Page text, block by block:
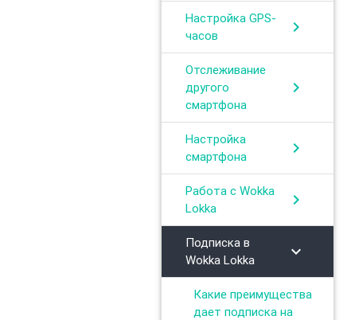
Настройка GPS-
часов
chevron_right
Отслеживание
другого
смартфона
chevron_right
Настройка
смартфона
chevron_right
Работа с Wokka
Lokka
chevron_right
Подписка в
Wokka Lokka
chevron_right
Какие преимущества
дает подписка на